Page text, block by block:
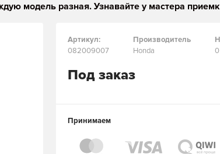
модель разная. Узнавайте у мастера
Артикул:
082009007
Производитель
Honda
Под заказ
Принимаем